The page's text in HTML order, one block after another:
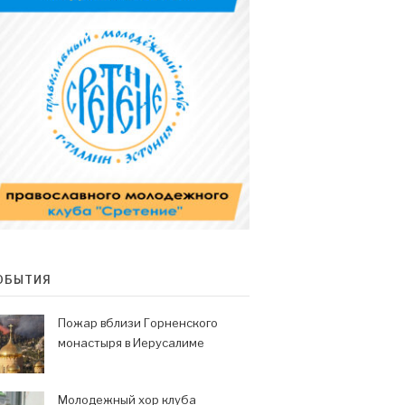
Пожар вблизи Горненского
монастыря в Иерусалиме
Молодежный хор клуба